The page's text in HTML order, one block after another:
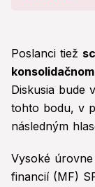
Poslanci tiež
Diskusia bude
tohto bodu, v
následným
Vysoké
financií (MF)